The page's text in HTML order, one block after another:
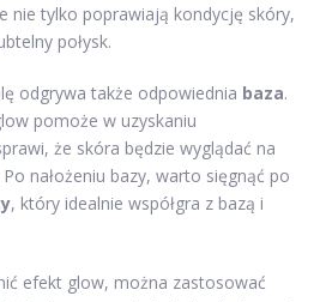
nie tylko poprawiają kondycję skóry,
połysk.
odgrywa także odpowiednia baza.
pomoże w uzyskaniu
że skóra będzie wyglądać na
nałożeniu bazy, warto sięgnąć po
, który idealnie współgra z bazą i
efekt glow, można zastosować